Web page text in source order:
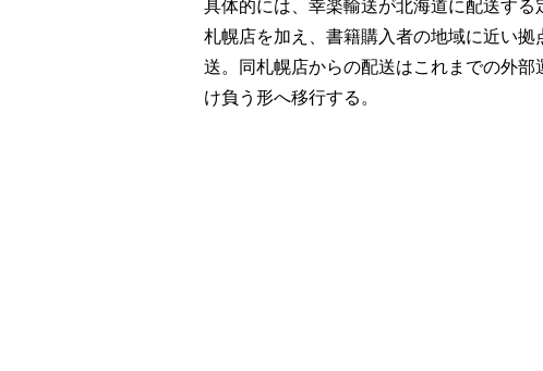
札幌店を加え、書籍購入者の地域に近い
送。同札幌店からの配送はこれまでの外
け負う形へ移行する。